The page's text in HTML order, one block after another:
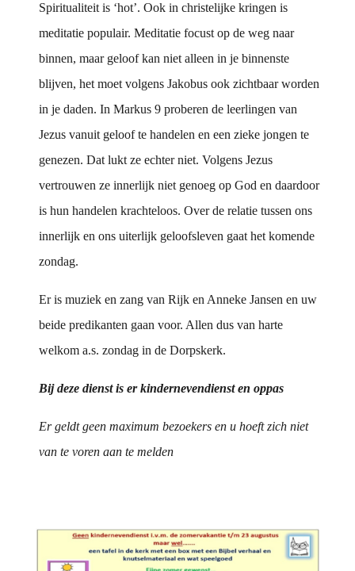
Spiritualiteit is ‘hot’. Ook in christelijke kringen is
meditatie populair. Meditatie focust op de weg naar
binnen, maar geloof kan niet alleen in je binnenste
blijven, het moet volgens Jakobus ook zichtbaar worden
in je daden. In Markus 9 proberen de leerlingen van
Jezus vanuit geloof te handelen en een zieke jongen te
genezen. Dat lukt ze echter niet. Volgens Jezus
vertrouwen ze innerlijk niet genoeg op God en daardoor
is hun handelen krachteloos. Over de relatie tussen ons
innerlijk en ons uiterlijk geloofsleven gaat het komende
zondag.
Er is muziek en zang van Rijk en Anneke Jansen en uw
beide predikanten gaan voor. Allen dus van harte
welkom a.s. zondag in de Dorpskerk.
Bij deze dienst is er kindernevendienst en oppas
Er geldt geen maximum bezoekers en u hoeft zich niet
van te voren aan te melden